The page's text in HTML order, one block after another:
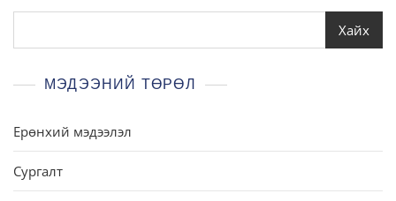
Хайх
МЭДЭЭНИЙ ТӨРӨЛ
Ерөнхий мэдээлэл
Сургалт